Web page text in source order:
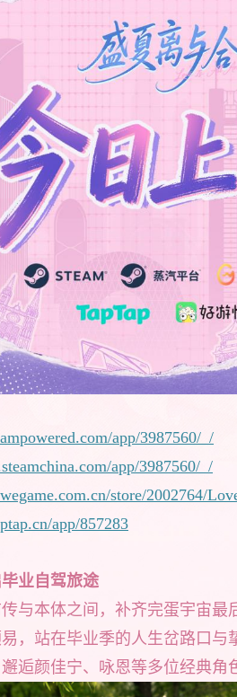
app/3987560/_/
app/3987560/_/
store/2002764/
app/857283
业自驾旅途
与本体之间，补齐完蛋宇宙
，站在毕业季的人生岔路口
逅颜佳宁、咏恩等多位经典角